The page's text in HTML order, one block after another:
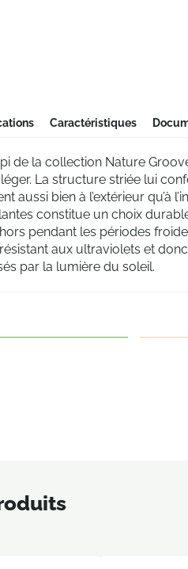
Caractéristiques
de la collection Nature
La structure striée lui
aussi bien à l’extérieur qu’à
constitue un choix
pendant les périodes
aux ultraviolets et
par la lumière du soleil.